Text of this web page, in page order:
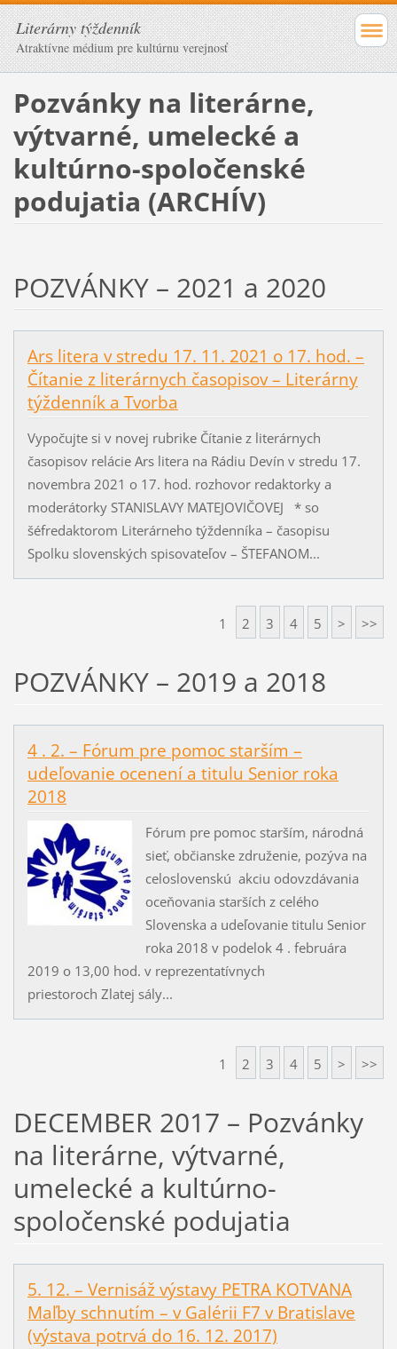
Literárny týždenník
Atraktívne médium pre kultúrnu verejnosť
Pozvánky na literárne,
výtvarné, umelecké a
kultúrno-spoločenské
podujatia (ARCHÍV)
POZVÁNKY – 2021 a 2020
Ars litera v stredu 17. 11. 2021 o 17. hod. –
Čítanie z literárnych časopisov – Literárny
týždenník a Tvorba
Vypočujte si v novej rubrike Čítanie z literárnych
časopisov relácie Ars litera na Rádiu Devín v stredu 17.
novembra 2021 o 17. hod. rozhovor redaktorky a
moderátorky STANISLAVY MATEJOVIČOVEJ * so
šéfredaktorom Literárneho týždenníka – časopisu
Spolku slovenských spisovateľov – ŠTEFANOM...
1 2 3 4 5 > >>
POZVÁNKY – 2019 a 2018
4 . 2. – Fórum pre pomoc starším –
udeľovanie ocenení a titulu Senior roka
2018
Fórum pre pomoc starším, národná
sieť, občianske združenie, pozýva na
celoslovenskú akciu odovzdávania
oceňovania starších z celého
Slovenska a udeľovanie titulu Senior
roka 2018 v podelok 4 . februára
2019 o 13,00 hod. v reprezentatívnych
priestoroch Zlatej sály...
1 2 3 4 5 > >>
DECEMBER 2017 – Pozvánky
na literárne, výtvarné,
umelecké a kultúrno-
spoločenské podujatia
5. 12. – Vernisáž výstavy PETRA KOTVANA
Maľby schnutím – v Galérii F7 v Bratislave
(výstava potrvá do 16. 12. 2017)